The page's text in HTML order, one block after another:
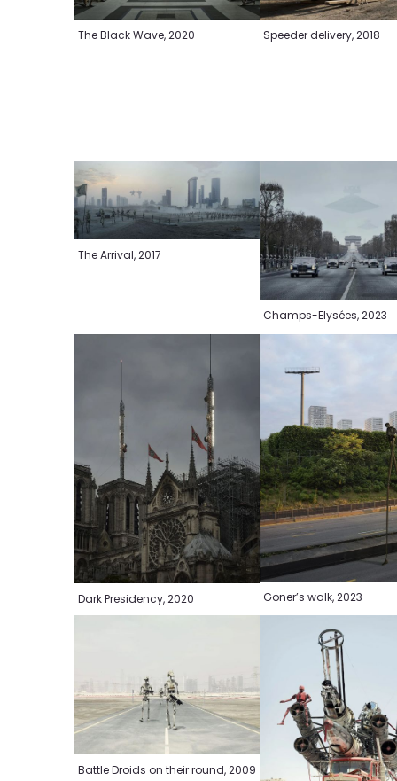
The Black Wave, 2020 Speeder delivery, 2018
The Arrival, 2017
Champs-Elysées, 2023
Dark Presidency, 2020 Goner’s walk, 2023
Battle Droids on their round, 2009